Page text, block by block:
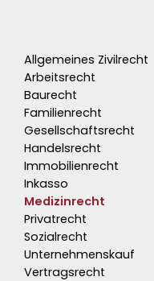
Allgemeines Zivilrecht
Arbeitsrecht
Baurecht
Familienrecht
Gesellschaftsrecht
Handelsrecht
Immobilienrecht
Inkasso
Medizinrecht
Privatrecht
Sozialrecht
Unternehmenskauf
Vertragsrecht